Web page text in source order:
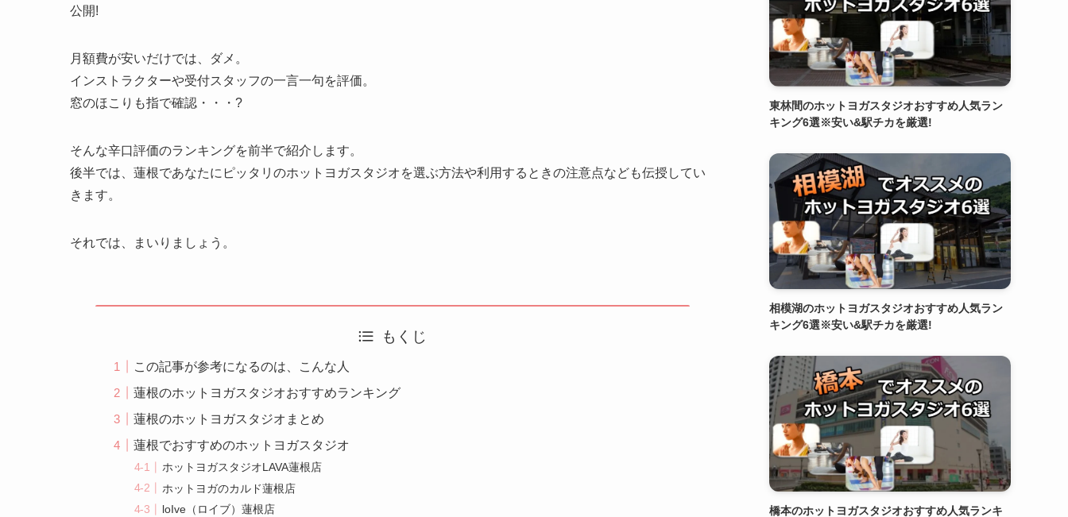
公開!
月額費が安いだけでは、ダメ。
インストラクターや受付スタッフの一言一句を評価。
窓のほこりも指で確認・・・?
そんな辛口評価のランキングを前半で紹介します。
後半では、蓮根であなたにピッタリのホットヨガスタジオを選ぶ方法や利用するときの注意点なども伝授してい
きます。
それでは、まいりましょう。
もくじ
この記事が参考になるのは、こんな人
蓮根のホットヨガスタジオおすすめランキング
蓮根のホットヨガスタジオまとめ
蓮根でおすすめのホットヨガスタジオ
ホットヨガスタジオLAVA蓮根店
ホットヨガのカルド蓮根店
loIve（ロイブ）蓮根店
東林間のホットヨガスタジオおすすめ人気ラン
キング6選※安い&駅チカを厳選!
相模湖のホットヨガスタジオおすすめ人気ラン
キング6選※安い&駅チカを厳選!
橋本のホットヨガスタジオおすすめ人気ランキ